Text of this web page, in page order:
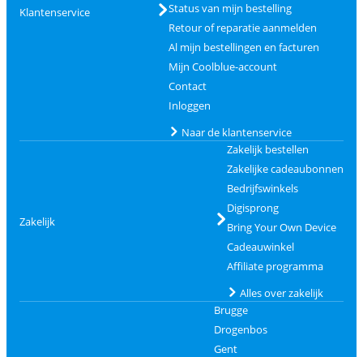
Klantenservice
Status van mijn bestelling
Retour of reparatie aanmelden
Al mijn bestellingen en facturen
Mijn Coolblue-account
Contact
Inloggen
Naar de klantenservice
Zakelijk
Zakelijk bestellen
Zakelijke cadeaubonnen
Bedrijfswinkels
Digisprong
Bring Your Own Device
Cadeauwinkel
Affiliate programma
Alles over zakelijk
Brugge
Drogenbos
Gent